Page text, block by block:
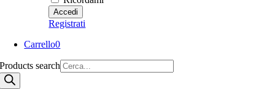
Registrati
Carrello0
Products search